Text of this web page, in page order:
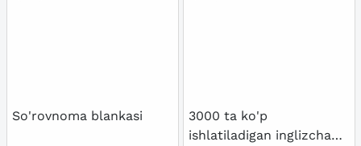
So'rovnoma blankasi
3000 ta ko'p
ishlatiladigan inglizcha